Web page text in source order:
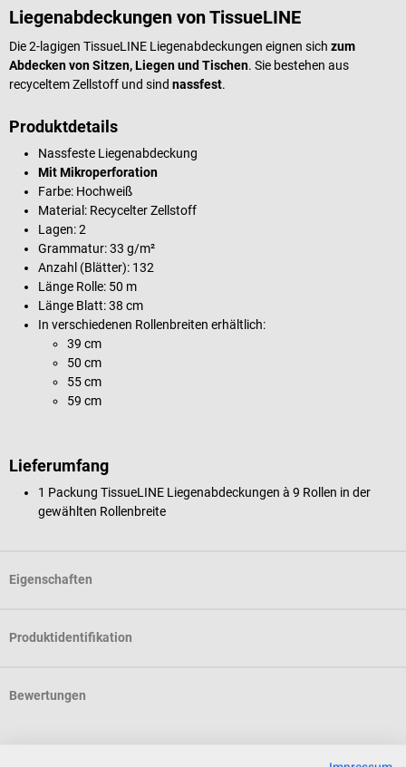
Liegenabdeckungen von TissueLINE
Die 2-lagigen TissueLINE Liegenabdeckungen eignen sich zum
Abdecken von Sitzen, Liegen und Tischen. Sie bestehen aus
recyceltem Zellstoff und sind nassfest.
Produktdetails
Nassfeste Liegenabdeckung
Mit Mikroperforation
Farbe: Hochweiß
Material: Recycelter Zellstoff
Lagen: 2
Grammatur: 33 g/m²
Anzahl (Blätter): 132
Länge Rolle: 50 m
Länge Blatt: 38 cm
In verschiedenen Rollenbreiten erhältlich:
39 cm
50 cm
55 cm
59 cm
Lieferumfang
1 Packung TissueLINE Liegenabdeckungen à 9 Rollen in der
gewählten Rollenbreite
Eigenschaften
Produktidentifikation
Bewertungen